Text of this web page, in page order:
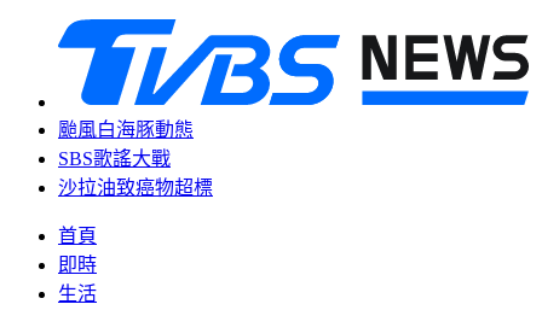
颱風白海豚動態
SBS歌謠大戰
沙拉油致癌物超標
首頁
即時
生活